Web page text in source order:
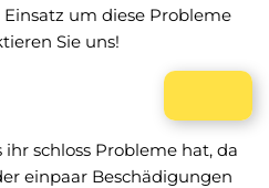
um diese Probleme
Sie uns!
schloss Probleme hat, da
einpaar Beschädigungen